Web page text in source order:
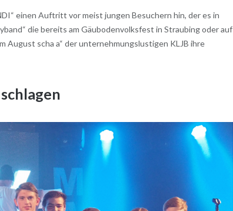
einen Auftritt vor meist jungen Besuchern hin, der es in
die bereits am Gäubodenvolksfest in Straubing oder auf
August scha a“ der unternehmungslustigen KLJB ihre